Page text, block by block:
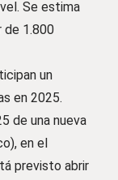
Se estima
de 1.800
un
en 2025.
de una nueva
en el
previsto abrir